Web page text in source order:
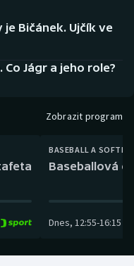
Bičánek. Ujčík ve
Co Jágr a jeho role?
Zobrazit program
BASEBALL A
Baseballová
Dnes, 12:55-16:15